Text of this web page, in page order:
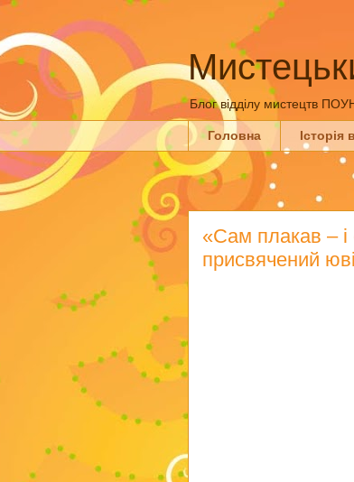
Блог відділу мистецтв
Головна Історія
«Сам плакав – і
присвячений